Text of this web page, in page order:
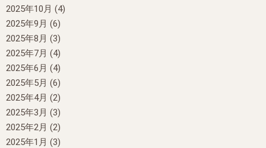
2025年10月 (4)
2025年9月 (6)
2025年8月 (3)
2025年7月 (4)
2025年6月 (4)
2025年5月 (6)
2025年4月 (2)
2025年3月 (3)
2025年2月 (2)
2025年1月 (3)